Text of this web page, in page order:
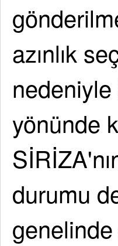
azınlık
yönünde
durumu
genelinde